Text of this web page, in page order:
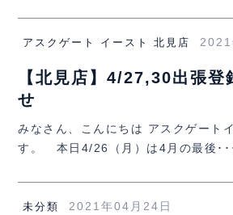
アスクゲート イースト 北見店 2021
【北見店】4/27,30出張登
せ
みなさん、こんにちは アスクゲート
す。 本日4/26（月）は4月の最後･･
未分類 2021年04月24日